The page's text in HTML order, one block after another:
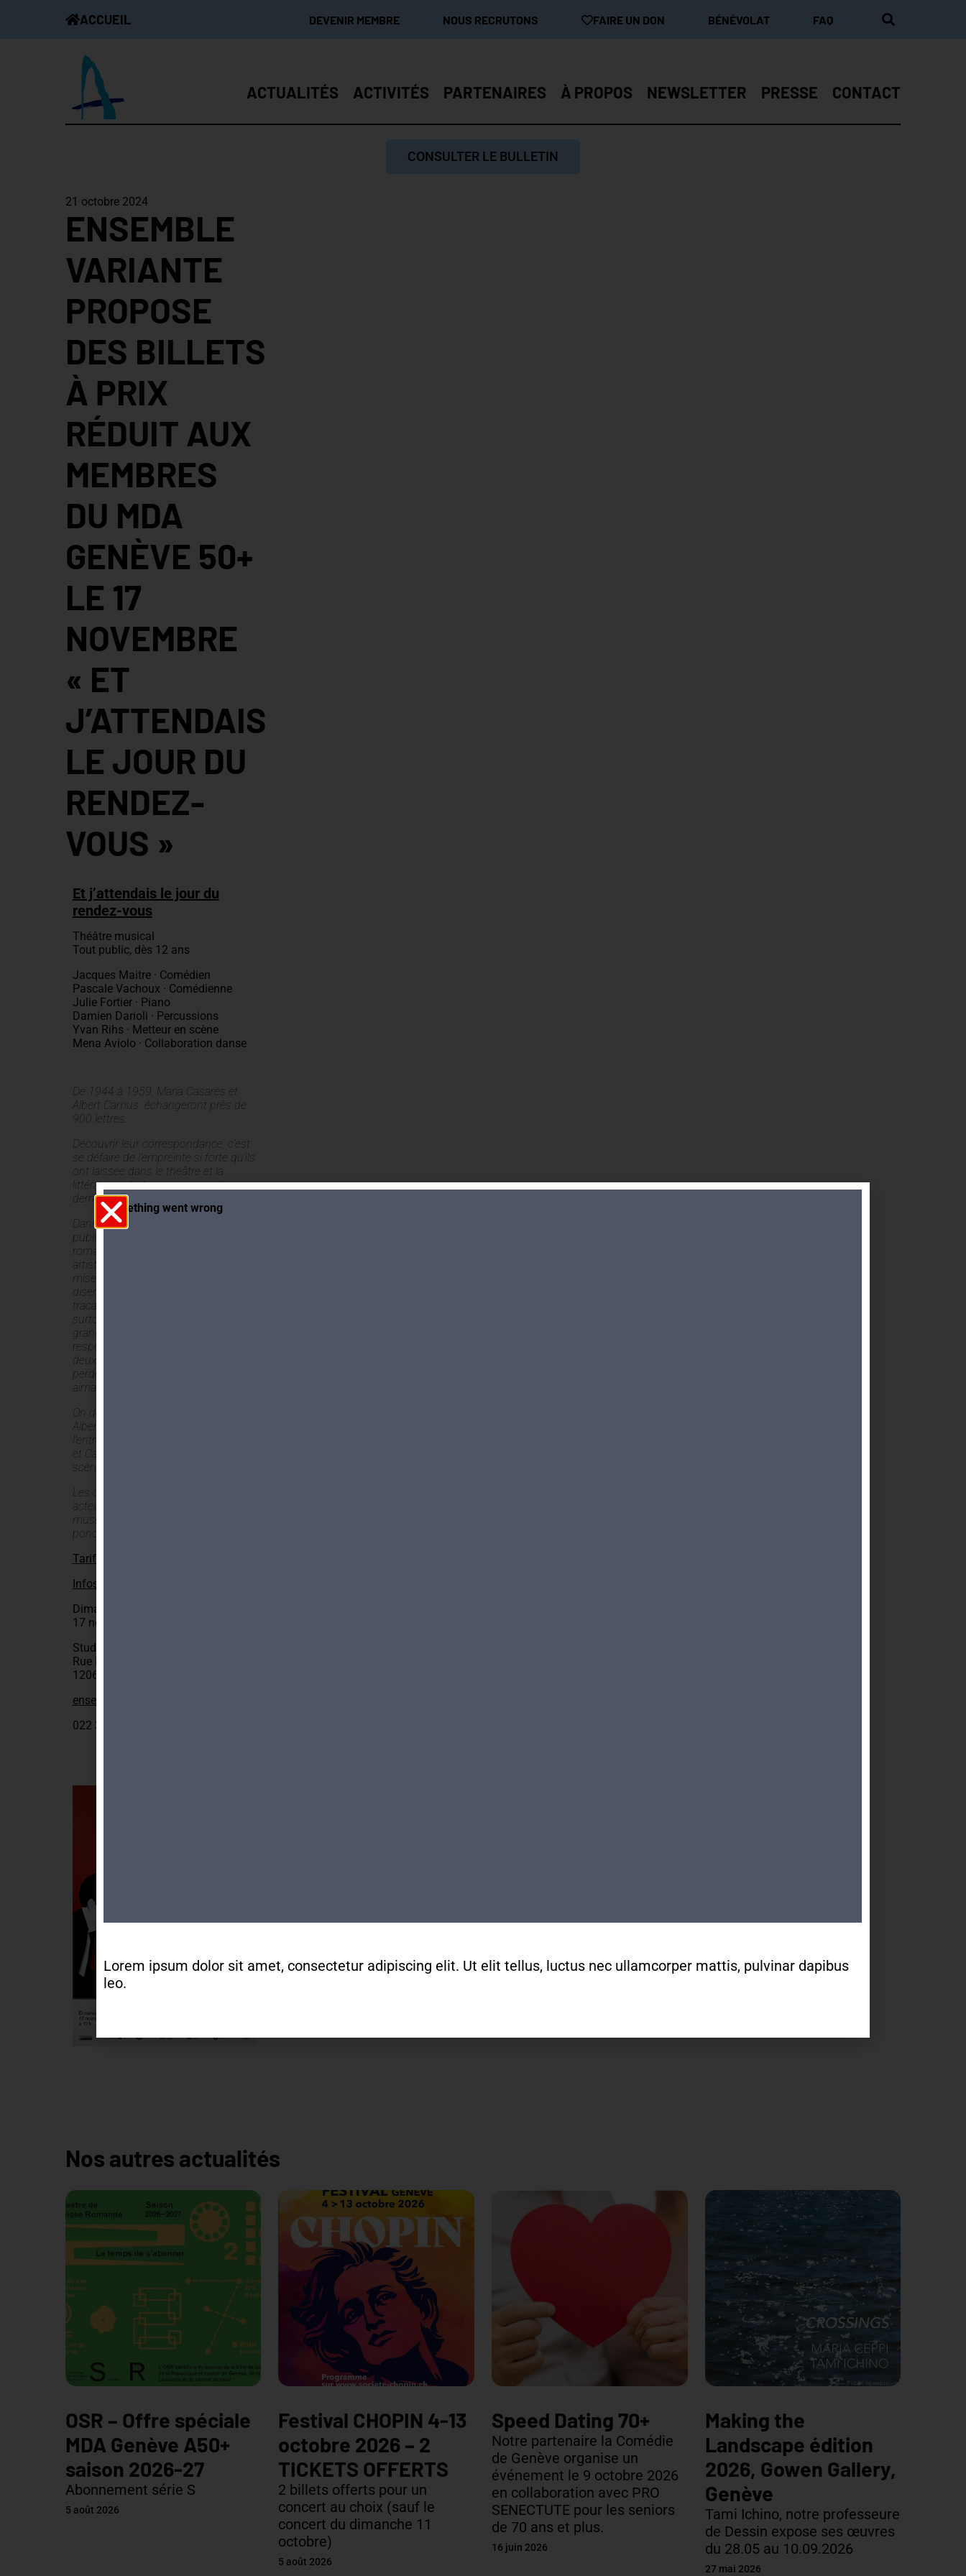
ACCUEIL DEVENIR MEMBRE NOUS RECRUTONS FAIRE UN DON BÉNÉVOLAT FAQ
ACTUALITÉS ACTIVITÉS PARTENAIRES À PROPOS NEWSLETTER PRESSE CONTACT
CONSULTER LE BULLETIN
21 octobre 2024
ENSEMBLE
VARIANTE
PROPOSE
DES BILLETS
À PRIX
RÉDUIT AUX
MEMBRES
DU MDA
GENÈVE 50+
LE 17
NOVEMBRE
« ET
J’ATTENDAIS
LE JOUR DU
RENDEZ-
VOUS »
Et j’attendais le jour du
rendez-vous
Théâtre musical
Tout public, dès 12 ans
Jacques Maitre · Comédien
Pascale Vachoux · Comédienne
Julie Fortier · Piano
Damien Darioli · Percussions
Yvan Rihs · Metteur en scène
Mena Aviolo · Collaboration danse
De 1944 à 1959, Maria Casarès et
Albert Camus échangeront près de
900 lettres.
Découvrir leur correspondance, c’est
se défaire de l’empreinte si forte qu’ils
ont laissée dans le théâtre et la
littérature, c’est passer en coulisses,
derrière le décor.
Dans ces échanges épistolaires, le
public a quitté la salle. En privé, le
roman et les grandes tirades de deux
artistes majeurs ne sont plus de
mise. Les mots sont simples. Ils
disent les agendas chargés, les
tracas de la vie quotidienne, et
surtout le manque de l’autre. Point de
grandes considérations sur leur art
respectif. Seule survit la passion de
deux amants qui se cherchent, se
perdent un temps et se retrouvent,
aimantés l’un par l’autre.
On découvre, à travers ces lettres,
Albert et Maria, partis en catimini par
l’entrée des artistes, alors que Camus
et Casarès, eux, sont restés sur
scène.
Les comédiens seront à la fois
acteurs et conteurs, soutenus par les
musiciens, qui illustreront et
ponctueront ces scènes de vie.
Tarifs MDA
Infos & Réservation
Dimanche
17 novembre 2024 à 17h
Studio Gabriele de Agostini
Rue François d’Ivernois 7
1206 Genève
ensemblevariante.ch
022 300 46 43
Nos autres actualités
OSR – Offre spéciale
MDA Genève A50+
saison 2026-27
Abonnement série S
5 août 2026
Festival CHOPIN 4-13
octobre 2026 – 2
TICKETS OFFERTS
2 billets offerts pour un
concert au choix (sauf le
concert du dimanche 11
octobre)
5 août 2026
Speed Dating 70+
Notre partenaire la Comédie
de Genève organise un
événement le 9 octobre 2026
en collaboration avec PRO
SENECTUTE pour les seniors
de 70 ans et plus.
16 juin 2026
Making the
Landscape édition
2026, Gowen Gallery,
Genève
Tami Ichino, notre professeure
de Dessin expose ses œuvres
du 28.05 au 10.09.2026
27 mai 2026
Lorem ipsum dolor sit amet, consectetur adipiscing elit. Ut elit tellus, luctus nec ullamcorper mattis, pulvinar dapibus
leo.